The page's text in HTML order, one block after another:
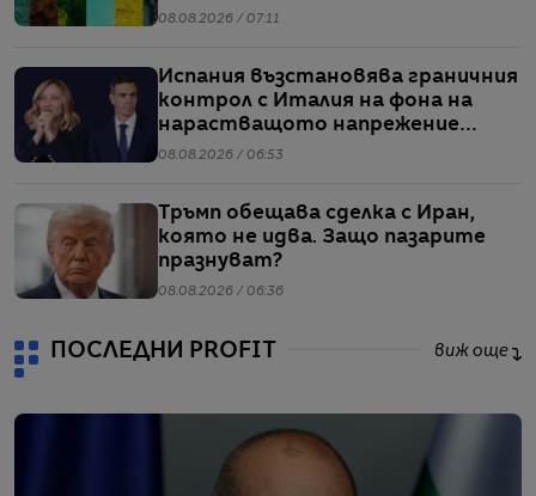
08.08.2026 / 07:11
Испания възстановява граничния
контрол с Италия на фона на
нарастващото напрежение
заради мигрантите
08.08.2026 / 06:53
Тръмп обещава сделка с Иран,
която не идва. Защо пазарите
празнуват?
08.08.2026 / 06:36
ПОСЛЕДНИ PROFIT виж още